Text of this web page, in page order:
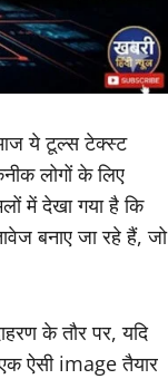
ये टूल्स टेक्स्ट
लोगों के लिए
में देखा गया है कि
बनाए जा रहे हैं, जो
के तौर पर, यदि
ऐसी image तैयार